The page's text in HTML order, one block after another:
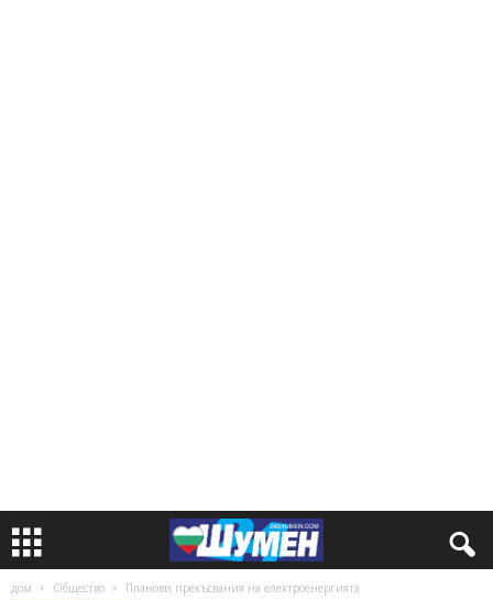
дом Общество Планови прекъсвания на електроенергията